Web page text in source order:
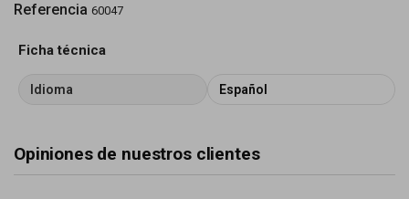
Referencia 60047
Ficha técnica
Idioma Español
Opiniones de nuestros clientes